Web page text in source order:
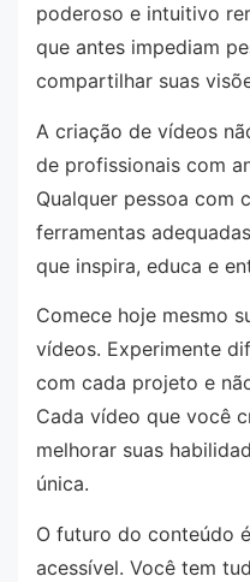
poderoso e intuitivo
que antes impediam
compartilhar suas
A criação de vídeos
de profissionais com
Qualquer pessoa com
ferramentas
que inspira, educa e
Comece hoje mesmo
vídeos. Experimente
com cada projeto e
Cada vídeo que você
melhorar suas
única.
O futuro do conteúdo
acessível. Você tem